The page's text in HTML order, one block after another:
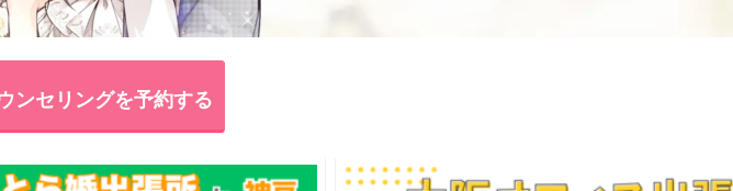
ンセリングを予約する